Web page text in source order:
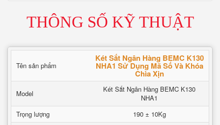
THÔNG SỐ KỸ THUẬT
Tên sản phẩm
Két Sắt Ngân Hàng BEMC K130
NHA1 Sử Dụng Mã Số Và Khóa
Chìa Xịn
Model
Két Sắt Ngân Hàng BEMC K130
NHA1
Trọng lượng
190 ± 10Kg